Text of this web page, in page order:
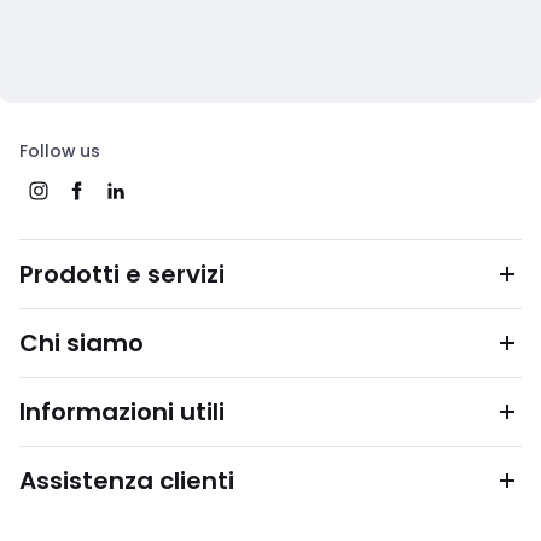
Follow us
Prodotti e servizi
Chi siamo
Informazioni utili
Assistenza clienti